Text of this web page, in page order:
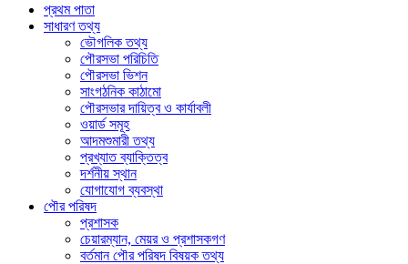
প্রথম পাতা
সাধারণ তথ্য
ভৌগলিক তথ্য
পৌরসভা পরিচিতি
পৌরসভা ভিশন
সাংগঠনিক কাঠামো
পৌরসভার দায়িত্ব ও কার্যাবলী
ওয়ার্ড সমূহ
আদমশুমারী তথ্য
প্রখ্যাত ব্যাক্তিত্ব
দর্শনীয় স্থান
যোগাযোগ ব্যবস্থা
পৌর পরিষদ
প্রশাসক
চেয়ারম্যান, মেয়র ও প্রশাসকগণ
বর্তমান পৌর পরিষদ বিষয়ক তথ্য